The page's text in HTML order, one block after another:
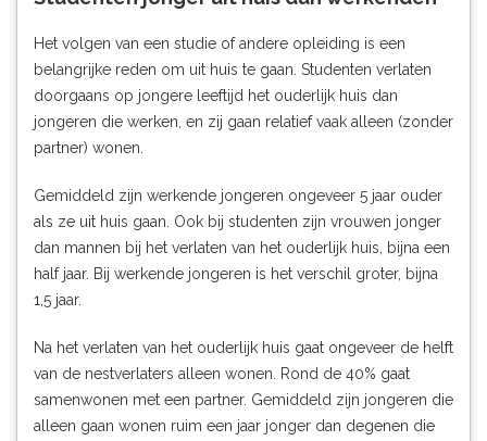
Het volgen van een studie of andere opleiding is een
belangrijke reden om uit huis te gaan. Studenten verlaten
doorgaans op jongere leeftijd het ouderlijk huis dan
jongeren die werken, en zij gaan relatief vaak alleen (zonder
partner) wonen.
Gemiddeld zijn werkende jongeren ongeveer 5 jaar ouder
als ze uit huis gaan. Ook bij studenten zijn vrouwen jonger
dan mannen bij het verlaten van het ouderlijk huis, bijna een
half jaar. Bij werkende jongeren is het verschil groter, bijna
1,5 jaar.
Na het verlaten van het ouderlijk huis gaat ongeveer de helft
van de nestverlaters alleen wonen. Rond de 40% gaat
samenwonen met een partner. Gemiddeld zijn jongeren die
alleen gaan wonen ruim een jaar jonger dan degenen die